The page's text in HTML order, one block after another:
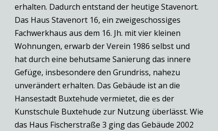
erhalten. Dadurch entstand der heutige Stavenort.
Das Haus Stavenort 16, ein zweigeschossiges
Fachwerkhaus aus dem 16. Jh. mit vier kleinen
Wohnungen, erwarb der Verein 1986 selbst und
hat durch eine behutsame Sanierung das innere
Gefüge, insbesondere den Grundriss, nahezu
unverändert erhalten. Das Gebäude ist an die
Hansestadt Buxtehude vermietet, die es der
Kunstschule Buxtehude zur Nutzung überlässt. Wie
das Haus Fischerstraße 3 ging das Gebäude 2002